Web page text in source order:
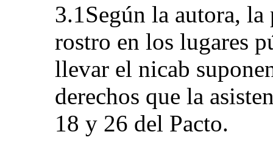
3.1Según la autora,
rostro en los lugares
llevar el nicab
derechos que la
18 y 26 del Pacto.